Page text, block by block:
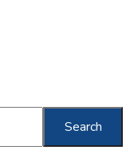
Search